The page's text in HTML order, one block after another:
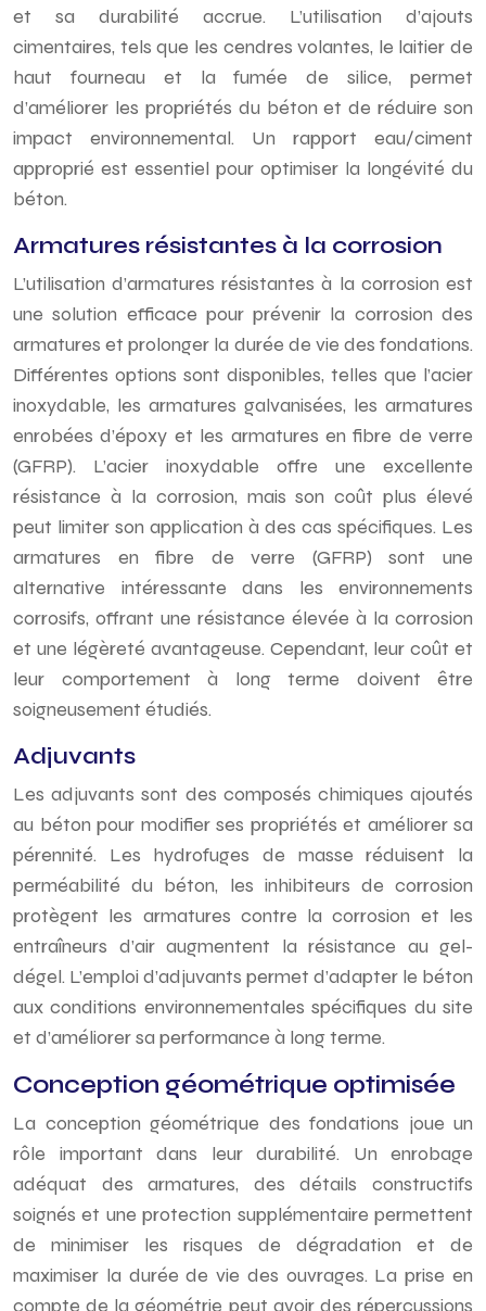
et sa durabilité accrue. L’utilisation d’ajouts
cimentaires, tels que les cendres volantes, le laitier de
haut fourneau et la fumée de silice, permet
d’améliorer les propriétés du béton et de réduire son
impact environnemental. Un rapport eau/ciment
approprié est essentiel pour optimiser la longévité du
béton.
Armatures résistantes à la corrosion
L’utilisation d’armatures résistantes à la corrosion est
une solution efficace pour prévenir la corrosion des
armatures et prolonger la durée de vie des fondations.
Différentes options sont disponibles, telles que l’acier
inoxydable, les armatures galvanisées, les armatures
enrobées d’époxy et les armatures en fibre de verre
(GFRP). L’acier inoxydable offre une excellente
résistance à la corrosion, mais son coût plus élevé
peut limiter son application à des cas spécifiques. Les
armatures en fibre de verre (GFRP) sont une
alternative intéressante dans les environnements
corrosifs, offrant une résistance élevée à la corrosion
et une légèreté avantageuse. Cependant, leur coût et
leur comportement à long terme doivent être
soigneusement étudiés.
Adjuvants
Les adjuvants sont des composés chimiques ajoutés
au béton pour modifier ses propriétés et améliorer sa
pérennité. Les hydrofuges de masse réduisent la
perméabilité du béton, les inhibiteurs de corrosion
protègent les armatures contre la corrosion et les
entraîneurs d’air augmentent la résistance au gel-
dégel. L’emploi d’adjuvants permet d’adapter le béton
aux conditions environnementales spécifiques du site
et d’améliorer sa performance à long terme.
Conception géométrique optimisée
La conception géométrique des fondations joue un
rôle important dans leur durabilité. Un enrobage
adéquat des armatures, des détails constructifs
soignés et une protection supplémentaire permettent
de minimiser les risques de dégradation et de
maximiser la durée de vie des ouvrages. La prise en
compte de la géométrie peut avoir des répercussions